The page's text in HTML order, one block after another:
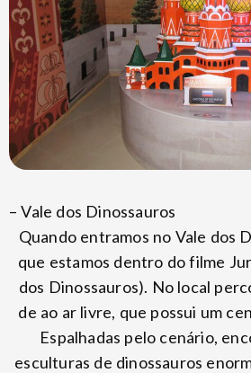
– Vale dos Dinossauros
Quando entramos no Vale dos
que estamos dentro do filme
dos Dinossauros). No local
de ao ar livre, que possui um
Espalhadas pelo cenário,
esculturas de dinossauros